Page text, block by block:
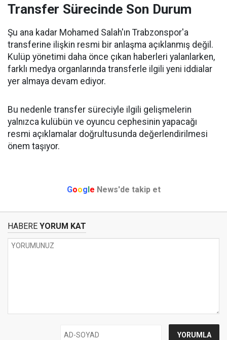
Transfer Sürecinde Son Durum
Şu ana kadar Mohamed Salah'ın Trabzonspor'a
transferine ilişkin resmi bir anlaşma açıklanmış değil.
Kulüp yönetimi daha önce çıkan haberleri yalanlarken,
farklı medya organlarında transferle ilgili yeni iddialar
yer almaya devam ediyor.
Bu nedenle transfer süreciyle ilgili gelişmelerin
yalnızca kulübün ve oyuncu cephesinin yapacağı
resmi açıklamalar doğrultusunda değerlendirilmesi
önem taşıyor.
Goog e News'de takip et
HABERE YORUM KAT